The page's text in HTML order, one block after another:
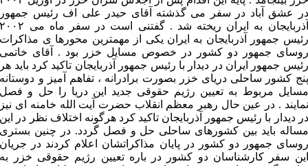
در عشق آباد در سفر می گذشته آقای حیدر علی اف رئیس جمهور
آذربایجان به ایران ریخته شد . گفتنی است در سفر ماه می ۲۰۰۲
رئیس جمهور آذربایجان به ایران یکی از مهمترین محورها ی مذاکرات
روسای جمهور دو کشور در خصوص مسایل خزر بود . آقای خاتمی
رئیس جمهور ایران در دیدار با رئیس جمهور آذربایجان تاکید کرد باید هر
پنج کشور ساحلی دریای خزر بصورت برادرانه ، تفاهم آمیز و دوستانه
مسایل مربوط به تعیین رژیم حقوقی جدید این دریا را حل و فصل
نمایند . در عین حال رهبر معظم انقلاب حضرت آیت الله خامنه ای نیز
در دیدار با رئیس جمهور آذربایجان تاکید کرد هرگونه اختلاف نظر در این
مساله باید بین کشورهای ساحلی حل و فصل گردد. در چنین بستری
روسای جمهور دو کشور در پایان مذاکراتشان اعلام کردند در جریان
این سفر کارشناسان دو کشور در باره تعیین رژیم حقوقی خزر به